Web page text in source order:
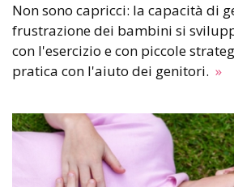
Non sono capricci: la capacità di
frustrazione dei bambini si
con l'esercizio e con piccole
pratica con l'aiuto dei genitori. »